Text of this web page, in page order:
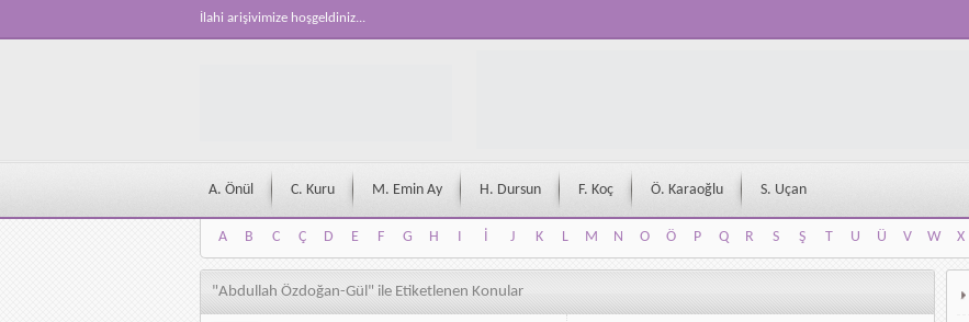
İlahi arişivimize hoşgeldiniz...
A. Önül C. Kuru M. Emin Ay H. Dursun F. Koç Ö. Karaoğlu S. Uçan
A B C Ç D E F G H I İ J K L M N O Ö P Q R S Ş T U Ü V W X
A
B C Ç D E F G H I İ J K L M N O Ö P Q R S Ş T U Ü V W X
"Abdullah Özdoğan-Gül" ile Etiketlenen Konular